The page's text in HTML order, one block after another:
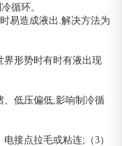
循环。
易造成液出.解决方法为
界形势时有时有液出现
、低压偏低,影响制冷循
接点拉毛或粘连;（3）